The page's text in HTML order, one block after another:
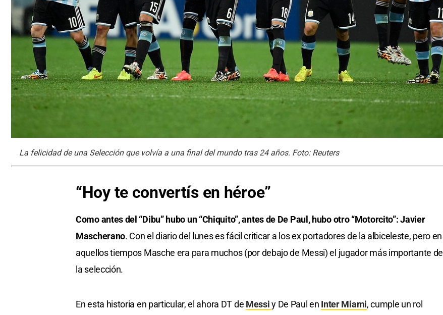
La felicidad de una Selección que volvía a una final del mundo tras 24 años. Foto: Reuters
“Hoy te convertís en héroe”
Como antes del “Dibu” hubo un “Chiquito”, antes de De Paul, hubo otro “Motorcito”: Javier
Mascherano. Con el diario del lunes es fácil criticar a los ex portadores de la albiceleste, pero en
aquellos tiempos Masche era para muchos (por debajo de Messi) el jugador más importante de
la selección.
En esta historia en particular, el ahora DT de Messiy De Paul en Inter Miami, cumple un rol